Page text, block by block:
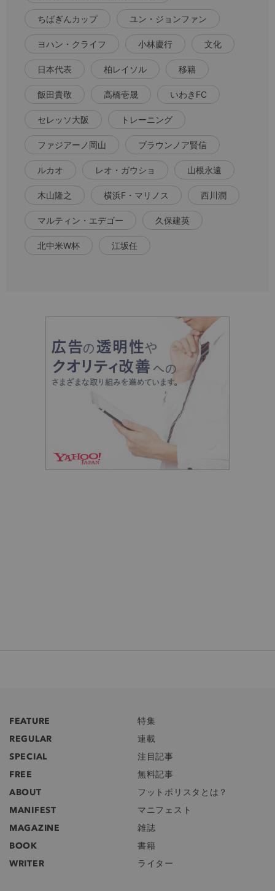
ちばぎんカップ ユン・ジョンファン
ヨハン・クライフ 小林慶行 文化
日本代表 柏レイソル 移籍
飯田貴敬 高橋壱晟 いわきFC
セレッソ大阪 トレーニング
ファジアーノ岡山 ブラウンノア賢信
ルカオ レオ・ガウショ 山根永遠
木山隆之 横浜F・マリノス 西川潤
マルティン・エデゴー 久保建英
北中米W杯 江坂任
FEATURE
特集
REGULAR
連載
SPECIAL
注目記事
FREE
無料記事
ABOUT
フットボリスタとは？
MANIFEST
マニフェスト
MAGAZINE
雑誌
BOOK
書籍
WRITER
ライター